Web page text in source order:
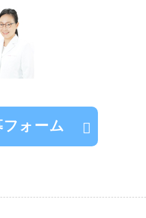
フォーム